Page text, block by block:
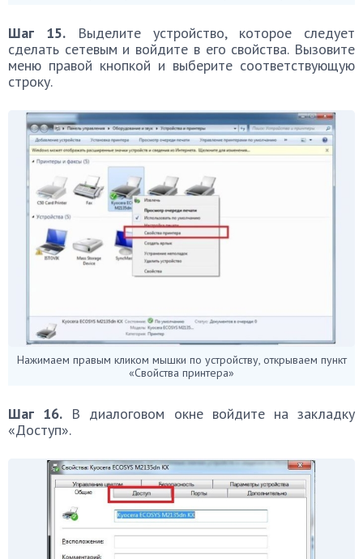
Шаг 15. Выделите устройство, которое следует
сделать сетевым и войдите в его свойства. Вызовите
меню правой кнопкой и выберите соответствующую
строку.
Нажимаем правым кликом мышки по устройству, открываем пункт
«Свойства принтера»
Шаг 16. В диалоговом окне войдите на закладку
«Доступ».